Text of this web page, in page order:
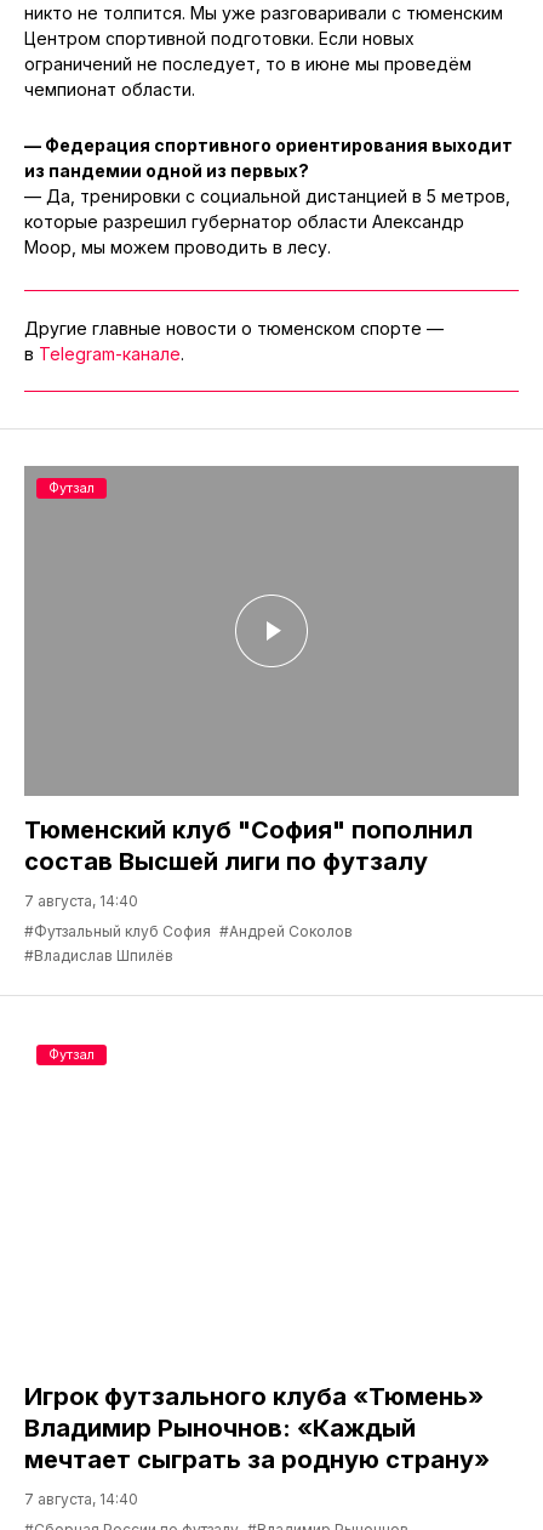
никто не толпится. Мы уже разговаривали с тюменским
Центром спортивной подготовки. Если новых
ограничений не последует, то в июне мы проведём
чемпионат области.
— Федерация спортивного ориентирования выходит
из пандемии одной из первых?
— Да, тренировки с социальной дистанцией в 5 метров,
которые разрешил губернатор области Александр
Моор, мы можем проводить в лесу.
Другие главные новости о тюменском спорте —
в Telegram-канале.
Тюменский клуб "София" пополнил
состав Высшей лиги по футзалу
7 августа, 14:40
#Футзальный клуб София #Андрей Соколов
#Владислав Шпилёв
Футзал
Игрок футзального клуба «Тюмень»
Владимир Рыночнов: «Каждый
мечтает сыграть за родную страну»
7 августа, 14:40
Футзал